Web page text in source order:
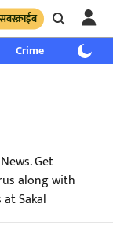
सबस्क्राईब
Crime साप्ताहिक
Get
along with
Sakal